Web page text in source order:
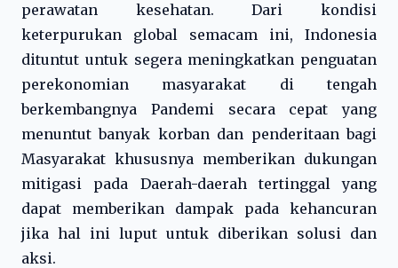
perawatan kesehatan. Dari kondisi
keterpurukan global semacam ini, Indonesia
dituntut untuk segera meningkatkan penguatan
perekonomian masyarakat di tengah
berkembangnya Pandemi secara cepat yang
menuntut banyak korban dan penderitaan bagi
Masyarakat khususnya memberikan dukungan
mitigasi pada Daerah-daerah tertinggal yang
dapat memberikan dampak pada kehancuran
jika hal ini luput untuk diberikan solusi dan
aksi.